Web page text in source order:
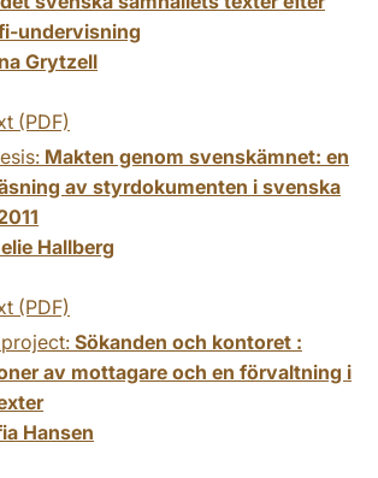
undervisning
Grytzell
(PDF)
Makten genom svenskämnet: en
av styrdokumenten i svenska
Hallberg
(PDF)
Sökanden och kontoret :
av mottagare och en förvaltning i
Hansen